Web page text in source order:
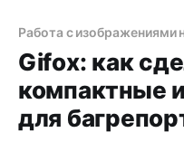
Работа с изображениями
Gifox: как
компактные
для